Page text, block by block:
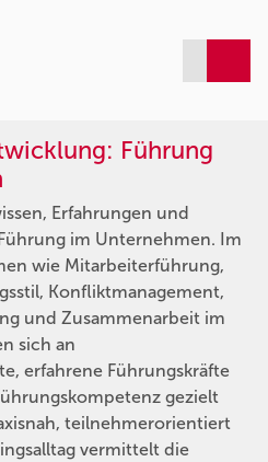
Führung
Erfahrungen und
im Unternehmen. Im
wie Mitarbeiterführung,
Konfliktmanagement,
und Zusammenarbeit im
sich an
erfahrene Führungskräfte
gezielt
teilnehmerorientiert
vermittelt die